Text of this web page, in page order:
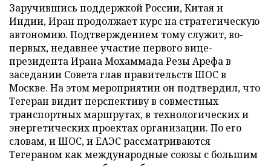
Заручившись поддержкой России, Китая и
Индии, Иран продолжает курс на стратегическую
автономию. Подтверждением тому служит, во-
первых, недавнее участие первого вице-
президента Ирана Мохаммада Резы Арефа в
заседании Совета глав правительств ШОС в
Москве. На этом мероприятии он подтвердил, что
Тегеран видит перспективу в совместных
транспортных маршрутах, в технологических и
энергетических проектах организации. По его
словам, и ШОС, и ЕАЭС рассматриваются
Тегераном как международные союзы с большим